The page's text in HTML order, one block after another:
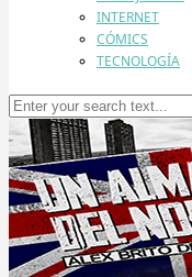
INTERNET
CÓMICS
TECNOLOGÍA